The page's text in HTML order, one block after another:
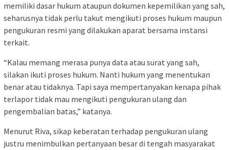
memiliki dasar hukum ataupun dokumen kepemilikan yang sah,
seharusnya tidak perlu takut mengikuti proses hukum maupun
pengukuran resmi yang dilakukan aparat bersama instansi
terkait.
“Kalau memang merasa punya data atau surat yang sah,
silakan ikuti proses hukum. Nanti hukum yang menentukan
benar atau tidaknya. Tapi saya mempertanyakan kenapa pihak
terlapor tidak mau mengikuti pengukuran ulang dan
pengembalian batas,” katanya.
Menurut Riva, sikap keberatan terhadap pengukuran ulang
justru menimbulkan pertanyaan besar di tengah masyarakat